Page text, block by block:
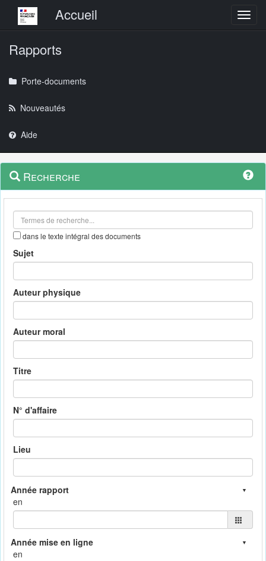
Menu principalAccueil
Rapports
Porte-documents
Nouveautés
Aide
Navigation
outils
Menu
contextuel
Recherche
dans le texte intégral des documents
Sujet
Auteur physique
Auteur moral
Titre
N° d'affaire
Lieu
en
en